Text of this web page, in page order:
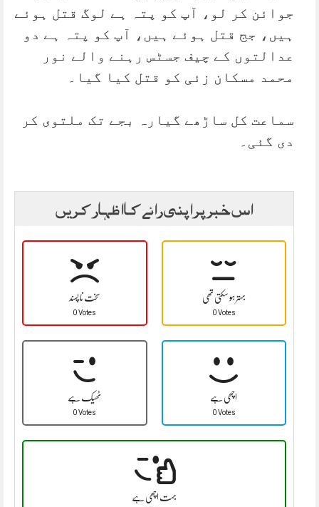
جوائن کر لو، آپ کو پتہ ہے لوگ قتل ہوئے
ہیں، جج قتل ہوئے ہیں، آپ کو پتہ ہے دو
عدالتوں کے چیف جسٹس رہنے والے نور
محمد مسکان زئی کو قتل کیا گیا۔
سماعت کل ساڑھے گیارہ بجے تک ملتوی کر
دی گئی۔
اس خبر پر اپنی رائے کا اظہار کریں
سخت نا پسند
0 Votes
بہتر ہو سکتی تھی
0 Votes
ٹھیک ہے
0 Votes
اچھی ہے
0 Votes
بہت اچھی ہے